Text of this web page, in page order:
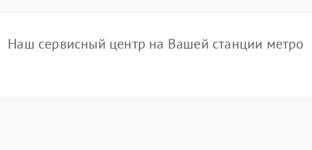
Наш сервисный центр на Вашей станции метро